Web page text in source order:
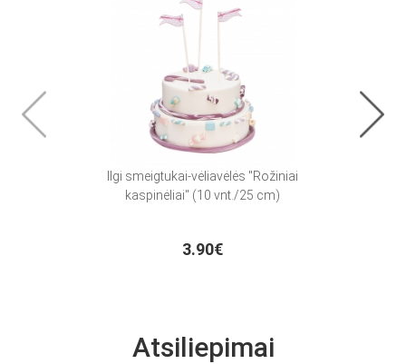
Ilgi smeigtukai-vėliavėlės "Rožiniai
kaspinėliai" (10 vnt./25 cm)
3.90€
Atsiliepimai